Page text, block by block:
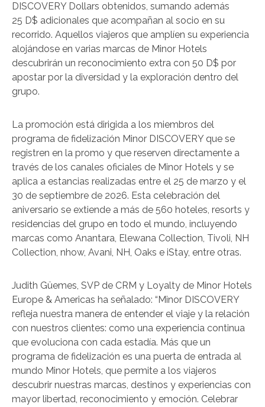
DISCOVERY Dollars obtenidos, sumando además
25 D$ adicionales que acompañan al socio en su
recorrido. Aquellos viajeros que amplíen su experiencia
alojándose en varias marcas de Minor Hotels
descubrirán un reconocimiento extra con 50 D$ por
apostar por la diversidad y la exploración dentro del
grupo.
La promoción está dirigida a los miembros del
programa de fidelización Minor DISCOVERY que se
registren en la promo y que reserven directamente a
través de los canales oficiales de Minor Hotels y se
aplica a estancias realizadas entre el 25 de marzo y el
30 de septiembre de 2026. Esta celebración del
aniversario se extiende a más de 560 hoteles, resorts y
residencias del grupo en todo el mundo, incluyendo
marcas como Anantara, Elewana Collection, Tivoli, NH
Collection, nhow, Avani, NH, Oaks e iStay, entre otras.
Judith Güemes, SVP de CRM y Loyalty de Minor Hotels
Europe & Americas ha señalado: “Minor DISCOVERY
refleja nuestra manera de entender el viaje y la relación
con nuestros clientes: como una experiencia continua
que evoluciona con cada estadía. Más que un
programa de fidelización es una puerta de entrada al
mundo Minor Hotels, que permite a los viajeros
descubrir nuestras marcas, destinos y experiencias con
mayor libertad, reconocimiento y emoción. Celebrar